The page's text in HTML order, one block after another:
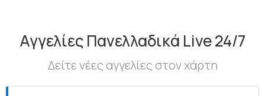
Αγγελίες Πανελλαδικά Live 24/7
Δείτε νέες αγγελίες στον χάρτη